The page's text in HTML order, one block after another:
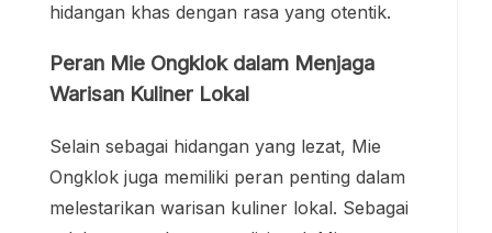
hidangan khas dengan rasa yang otentik.
Peran Mie Ongklok dalam Menjaga
Warisan Kuliner Lokal
Selain sebagai hidangan yang lezat, Mie
Ongklok juga memiliki peran penting dalam
melestarikan warisan kuliner lokal. Sebagai